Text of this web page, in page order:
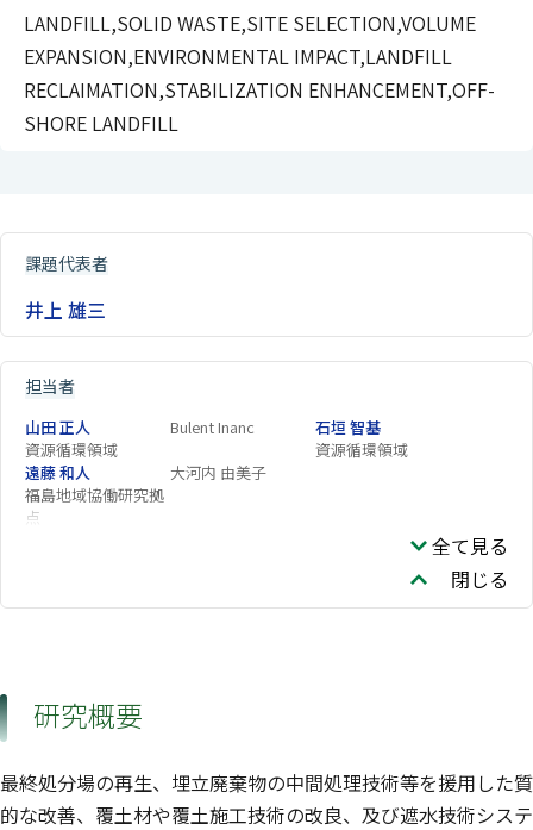
LANDFILL,SOLID WASTE,SITE SELECTION,VOLUME
EXPANSION,ENVIRONMENTAL IMPACT,LANDFILL
RECLAIMATION,STABILIZATION ENHANCEMENT,OFF-
SHORE LANDFILL
課題代表者
井上 雄三
担当者
山田 正人
資源循環領域
Bulent Inanc
石垣 智基
資源循環領域
遠藤 和人
福島地域協働研究拠
点
大河内 由美子
全て見る
閉じる
研究概要
最終処分場の再生、埋立廃棄物の中間処理技術等を援用した質
的な改善、覆土材や覆土施工技術の改良、及び遮水技術システ